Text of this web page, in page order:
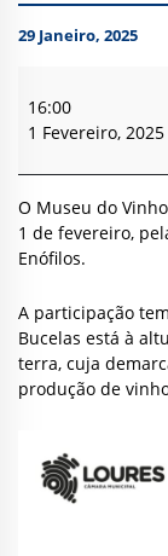
29 Janeiro, 2025
de
Enófilos
16:00
1 Fevereiro, 2025
O Museu do
1 de fevereiro,
Enófilos.
A participação
Bucelas está à
terra, cuja
produção de